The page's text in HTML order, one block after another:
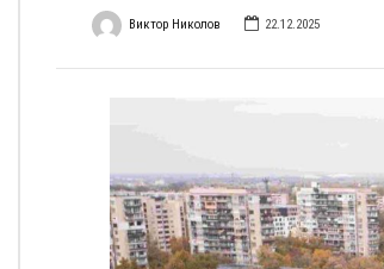
Виктор Николов 22.12.2025